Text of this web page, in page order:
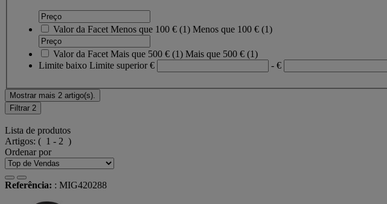
Valor da Facet Menos que 100 € (1) Menos que 100 € (1)
Valor da Facet Mais que 500 € (1) Mais que 500 € (1)
Limite baixo Limite superior€ - €
Mostrar mais 2 artigo(s).
Filtrar 2
Lista de produtos
Artigos: ( 1 - 2 )
Ordenar por
Referência: : MIG420288